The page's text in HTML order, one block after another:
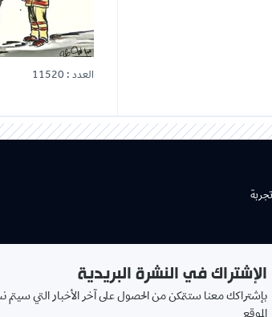
العدد : 11520
الإشتراك في النشرة البريدية
بإشتراكك معنا ستتمكن من الحصول على آخر الأخبار التي سيتم